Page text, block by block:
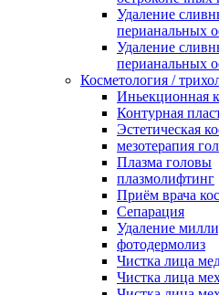
Удаление
перианальных
Удаление
перианальных
Косметология /
Иньекционная
Контурная
Эстетическая
мезотерапия
Плазма головы
плазмолифтинг
Приём врача
Сепарация
Удаление
фотодермолиз
Чистка лица
Чистка лица